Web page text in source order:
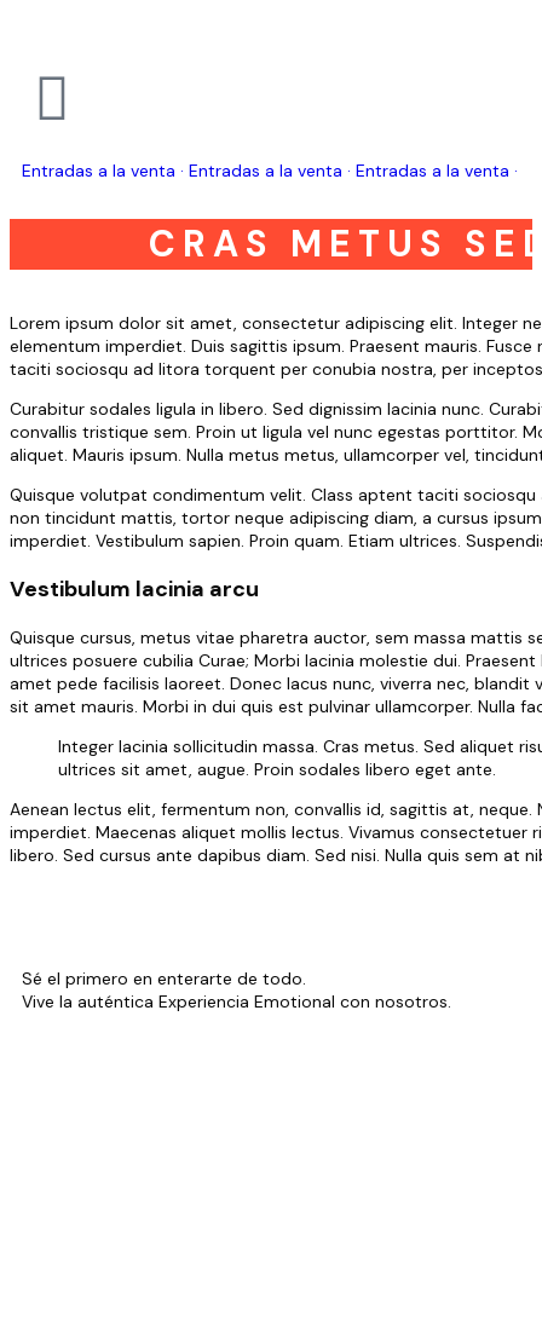
Entradas a la venta · Entradas a la venta · Entradas a la venta ·
CRAS METUS
Lorem ipsum dolor sit amet, consectetur adipiscing elit. Integer
elementum imperdiet. Duis sagittis ipsum. Praesent mauris.
taciti sociosqu ad litora torquent per conubia nostra, per
Curabitur sodales ligula in libero. Sed dignissim lacinia nunc.
convallis tristique sem. Proin ut ligula vel nunc egestas porttitor.
aliquet. Mauris ipsum. Nulla metus metus, ullamcorper vel,
Quisque volutpat condimentum velit. Class aptent taciti
non tincidunt mattis, tortor neque adipiscing diam, a cursus
imperdiet. Vestibulum sapien. Proin quam. Etiam ultrices.
Vestibulum lacinia arcu
Quisque cursus, metus vitae pharetra auctor, sem massa mattis
ultrices posuere cubilia Curae; Morbi lacinia molestie dui.
amet pede facilisis laoreet. Donec lacus nunc, viverra nec,
sit amet mauris. Morbi in dui quis est pulvinar ullamcorper. Nulla
Integer lacinia sollicitudin massa. Cras metus. Sed aliquet
ultrices sit amet, augue. Proin sodales libero eget ante.
Aenean lectus elit, fermentum non, convallis id, sagittis at,
imperdiet. Maecenas aliquet mollis lectus. Vivamus
libero. Sed cursus ante dapibus diam. Sed nisi. Nulla quis sem at
Sé el primero en enterarte de todo.
Vive la auténtica Experiencia Emotional con nosotros.